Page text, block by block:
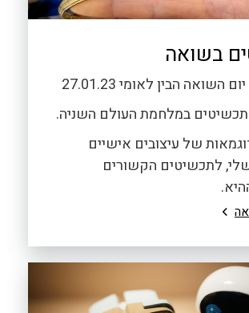
בשואה
השואה הבין לאומי 27.01.23
במלחמת העולם השניה.
של עיצובים אישיים
לתכשיטים הקשורים